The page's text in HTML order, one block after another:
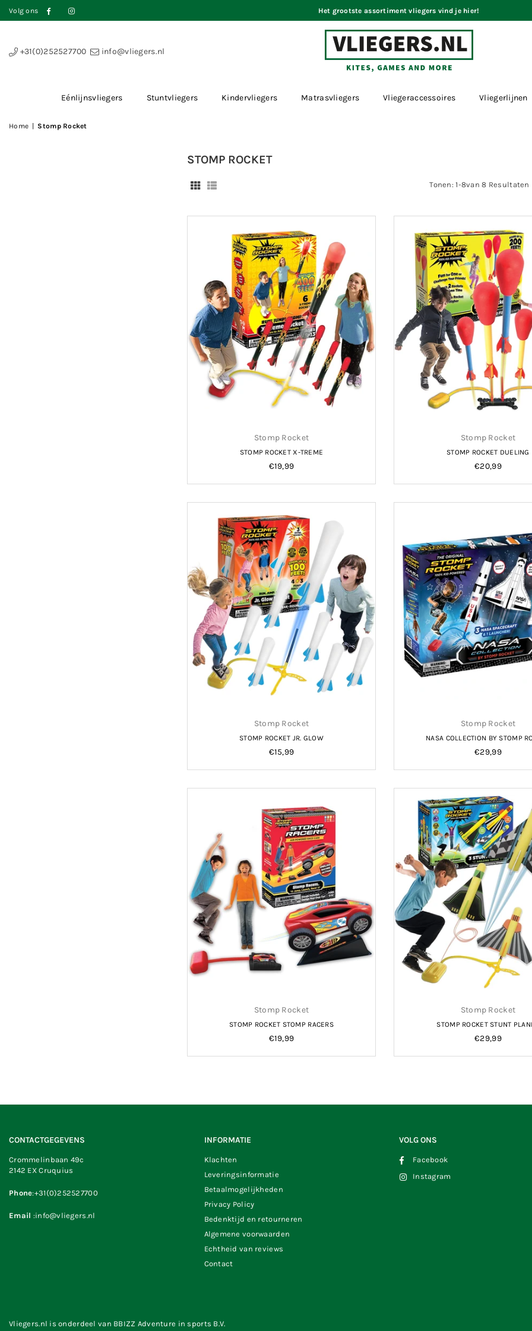
Volg ons Facebook Het grootste assortiment vliegers vind je hier!
+31(0)252527700 info@vliegers.nl
Eénlijnsvliegers Stuntvliegers Kindervliegers Matrasvliegers Vliegeraccessoires Vliegerlijnen
Home Stomp Rocket
STOMP ROCKET
Tonen: 1-8van 8 Resultaten
Stomp Rocket
STOMP ROCKET X-TREME
Normale
€19,99
Stomp Rocket
STOMP ROCKET DUELING
Normale
€20,99
Stomp Rocket
STOMP ROCKET JR. GLOW
Normale
€15,99
Stomp Rocket
NASA COLLECTION BY STOMP
Normale
€29,99
Stomp Rocket
STOMP ROCKET STOMP RACERS
Normale
€19,99
Stomp Rocket
STOMP ROCKET STUNT
Normale
€29,99
CONTACTGEGEVENS
Crommelinbaan 49c
2142 EX Cruquius
Phone:+31(0)252527700
Email :info@vliegers.nl
INFORMATIE
Klachten
Leveringsinformatie
Betaalmogelijkheden
Privacy Policy
Bedenktijd en retourneren
Algemene voorwaarden
Echtheid van reviews
Contact
VOLG ONS
Facebook
Instagram
Vliegers.nl is onderdeel van BBIZZ Adventure in sports B.V.